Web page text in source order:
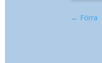
← Förra